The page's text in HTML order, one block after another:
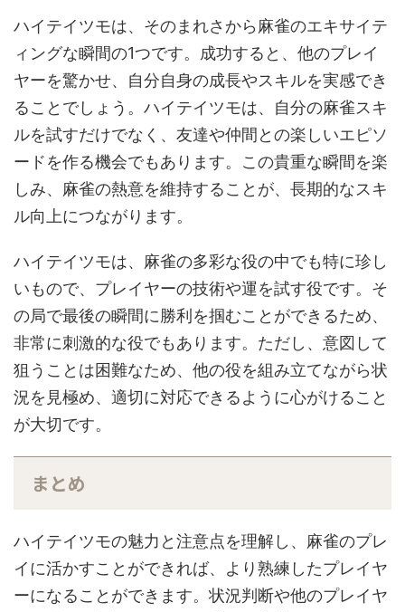
ハイテイツモは、そのまれさから麻雀のエキサイテ
ィングな瞬間の1つです。成功すると、他のプレイ
ヤーを驚かせ、自分自身の成長やスキルを実感でき
ることでしょう。ハイテイツモは、自分の麻雀スキ
ルを試すだけでなく、友達や仲間との楽しいエピソ
ードを作る機会でもあります。この貴重な瞬間を楽
しみ、麻雀の熱意を維持することが、長期的なスキ
ル向上につながります。
ハイテイツモは、麻雀の多彩な役の中でも特に珍し
いもので、プレイヤーの技術や運を試す役です。そ
の局で最後の瞬間に勝利を掴むことができるため、
非常に刺激的な役でもあります。ただし、意図して
狙うことは困難なため、他の役を組み立てながら状
況を見極め、適切に対応できるように心がけること
が大切です。
まとめ
ハイテイツモの魅力と注意点を理解し、麻雀のプレ
イに活かすことができれば、より熟練したプレイヤ
ーになることができます。状況判断や他のプレイヤ